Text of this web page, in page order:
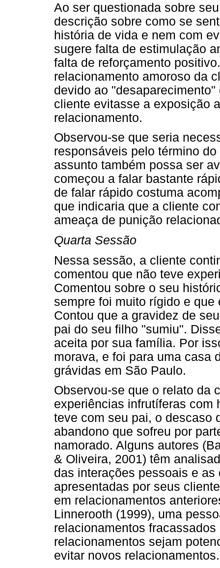
Ao ser questionada sobre
descrição sobre como se
história de vida e nem com
sugere falta de estimulação
falta de reforçamento
relacionamento amoroso da
devido ao
cliente evitasse a exposição
relacionamento.
Observou-se que seria
responsáveis pelo término
assunto também possa ser
começou a falar bastante
de falar rápido costuma
que indicaria que a cliente
ameaça de punição
Quarta Sessão
Nessa sessão, a cliente
comentou que não teve
Comentou sobre o seu
sempre foi muito rígido e
Contou que a gravidez de
pai do seu filho "sumiu".
aceita por sua família. Por
morava, e foi para uma casa
grávidas em São Paulo.
Observou-se que o relato da
experiências infrutíferas com
teve com seu pai, o descaso
abandono que sofreu por
namorado. Alguns autores
& Oliveira, 2001) têm
das interações pessoais e
apresentadas por seus
em relacionamentos
Linnerooth (1999), uma
relacionamentos
relacionamentos sejam
evitar novos relacionamentos.